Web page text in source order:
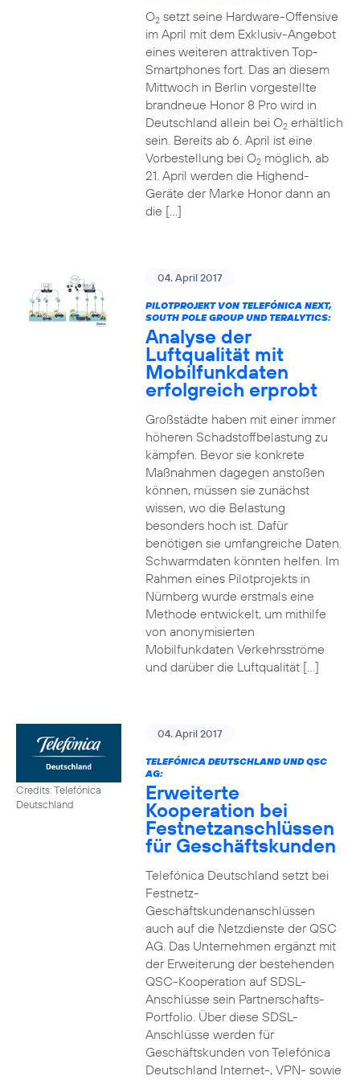
O2setzt seine Hardware-Offensive
im April mit dem Exklusiv-Angebot
eines weiteren attraktiven Top-
Smartphones fort. Das an diesem
Mittwoch in Berlin vorgestellte
brandneue Honor 8 Pro wird in
Deutschland allein bei O2erhältlich
sein. Bereits ab 6. April ist eine
Vorbestellung bei O2möglich, ab
21. April werden die Highend-
Geräte der Marke Honor dann an
die […]
04. April 2017
PILOTPROJEKT VON TELEFÓNICA NEXT,
SOUTH POLE GROUP UND TERALYTICS:
Analyse der
Luftqualität mit
Mobilfunkdaten
erfolgreich erprobt
Großstädte haben mit einer immer
höheren Schadstoffbelastung zu
kämpfen. Bevor sie konkrete
Maßnahmen dagegen anstoßen
können, müssen sie zunächst
wissen, wo die Belastung
besonders hoch ist. Dafür
benötigen sie umfangreiche Daten.
Schwarmdaten könnten helfen. Im
Rahmen eines Pilotprojekts in
Nürnberg wurde erstmals eine
Methode entwickelt, um mithilfe
von anonymisierten
Mobilfunkdaten Verkehrsströme
und darüber die Luftqualität […]
Credits: Telefónica
Deutschland
04. April 2017
TELEFÓNICA DEUTSCHLAND UND QSC
AG:
Erweiterte
Kooperation bei
Festnetzanschlüssen
für Geschäftskunden
Telefónica Deutschland setzt bei
Festnetz-
Geschäftskundenanschlüssen
auch auf die Netzdienste der QSC
AG. Das Unternehmen ergänzt mit
der Erweiterung der bestehenden
QSC-Kooperation auf SDSL-
Anschlüsse sein Partnerschafts-
Portfolio. Über diese SDSL-
Anschlüsse werden für
Geschäftskunden von Telefónica
Deutschland Internet-, VPN- sowie